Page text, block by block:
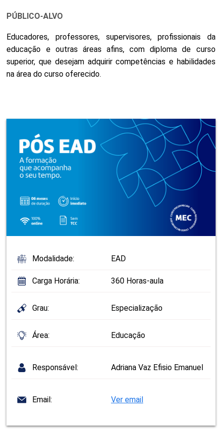
Modalidade: EAD
Carga Horária: 360 Horas-aula
Grau: Especialização
Área: Educação
Responsável: Adriana Vaz Efisio Emanuel
Email: Ver email
PÚBLICO-ALVO
Educadores, professores, supervisores, profissionais da
educação e outras áreas afins, com diploma de curso
superior, que desejam adquirir competências e habilidades
na área do curso oferecido.